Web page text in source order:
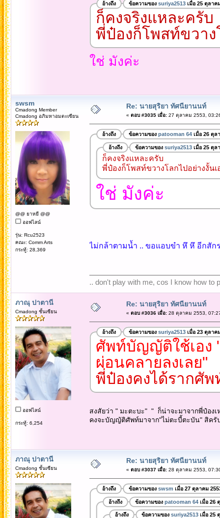
อ้างถึง ข้อความของ suriya2513เมื่อ 25 ตุลาค
ก็คงจริงแหละครับ
พี่ป๋องก็โพสท์ขวาง
ใช่ มังค่ะ
swsm
Cmadong Member
Cmadong อภิมหาอมตะเซียน
@@ ยาหยี @@
ออฟไลน์
รุ่น: Rcu2523
คณะ: Comm Arts
กระทู้: 28,369
Re: นายสุริยา ทัศนียานนท์
« ตอบ #3035 เมื่อ:27 ตุลาคม 2553,
อ้างถึง ข้อความของ patooman 64เมื่อ 26 ตุล
อ้างถึง ข้อความของ suriya2513เมื่อ 25 ตุล
ก็คงจริงแหละครับ
พี่ป๋องก็โพสท์ขวางโลกไปอย่างงั้นเ
ใช่ มังค่ะ
ไม่กล้าตามน้ำ .. ขอแอบขำ หึ หึ อีกสัก
.. don't play with me, cos I know how to
ภาณุ ปาตานี
Cmadong ชั้นเซียน
ออฟไลน์
กระทู้: 6,254
Re: นายสุริยา ทัศนียานนท์
« ตอบ #3036 เมื่อ:28 ตุลาคม 2553,
อ้างถึง ข้อความของ suriya2513เมื่อ 23 ตุลาค
ศัพท์บัญญัติใช้เอง
ผ่อนคลายลงเลย"
พี่ป๋องคงได้รากศั
สงสัยว่า " มะตะบะ" " ก็น่าจะมาจากพี่ป๋อง
คงจะบัญญัติศัพท์มาจาก"ไม่ตะบี้ตะบัน" สิครั
ภาณุ ปาตานี
Cmadong ชั้นเซียน
Re: นายสุริยา ทัศนียานนท์
« ตอบ #3037 เมื่อ:28 ตุลาคม 2553,
อ้างถึง ข้อความของ swsm เมื่อ 27 ตุลาคม
อ้างถึง ข้อความของ patooman 64เมื่อ 26
อ้างถึง ข้อความของ suriya2513เมื่อ 25